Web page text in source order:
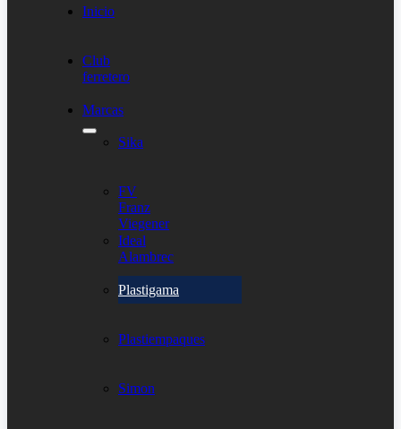
Inicio
Club
ferretero
Marcas
Sika
FV
Franz
Viegener
Ideal
Alambrec
Plastigama
Plastiempaques
Simon